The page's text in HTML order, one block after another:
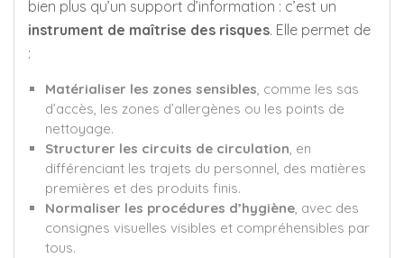
bien plus qu’un support d’information : c’est un
instrument de maîtrise des risques. Elle permet de
:
Matérialiser les zones sensibles, comme les sas
d’accès, les zones d’allergènes ou les points de
nettoyage.
Structurer les circuits de circulation, en
différenciant les trajets du personnel, des matières
premières et des produits finis.
Normaliser les procédures d’hygiène, avec des
consignes visuelles visibles et compréhensibles par
tous.